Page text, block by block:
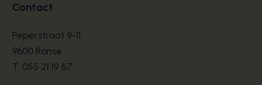
Contact
Peperstraat 9-11
9600 Ronse
T. 055 21 19 67